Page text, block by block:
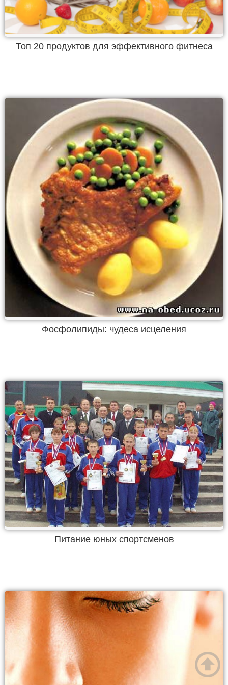
Топ 20 продуктов для эффективного фитнеса
Фосфолипиды: чудеса исцеления
Питание юных спортсменов